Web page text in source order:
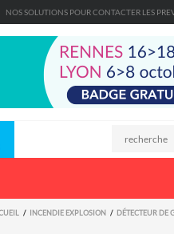
NOS SOLUTIONS POUR CONTACTER LES
INCENDIE EXPLOSION DÉTECTEUR DE